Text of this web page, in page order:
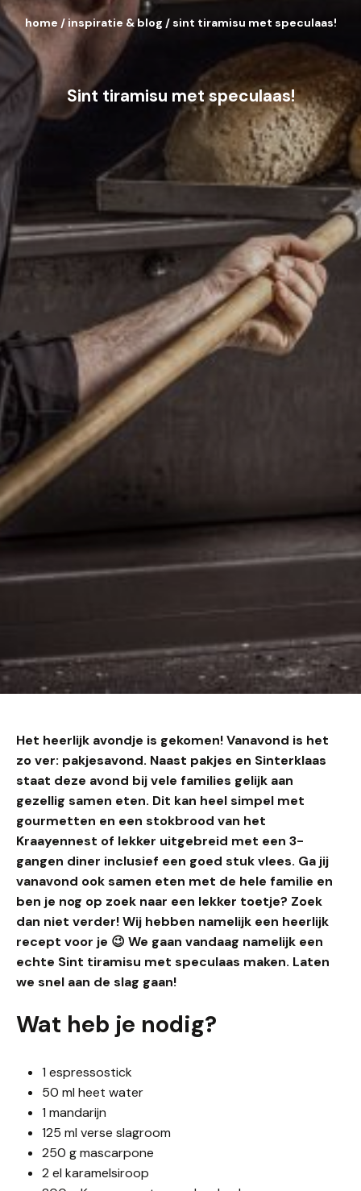
Sint tiramisu met speculaas!
home / inspiratie & blog / sint tiramisu met speculaas!
Het heerlijk avondje is gekomen! Vanavond is het
zo ver: pakjesavond. Naast pakjes en Sinterklaas
staat deze avond bij vele families gelijk aan
gezellig samen eten. Dit kan heel simpel met
gourmetten en een stokbrood van het
Kraayennest of lekker uitgebreid met een 3-
gangen diner inclusief een goed stuk vlees. Ga jij
vanavond ook samen eten met de hele familie en
ben je nog op zoek naar een lekker toetje? Zoek
dan niet verder! Wij hebben namelijk een heerlijk
recept voor je 😉 We gaan vandaag namelijk een
echte Sint tiramisu met speculaas maken. Laten
we snel aan de slag gaan!
Wat heb je nodig?
1 espressostick
50 ml heet water
1 mandarijn
125 ml verse slagroom
250 g mascarpone
2 el karamelsiroop